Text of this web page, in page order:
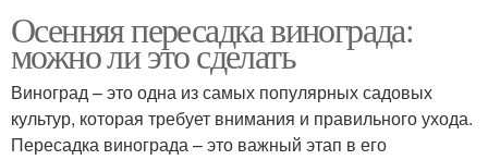
Осенняя пересадка винограда:
можно ли это сделать
Виноград – это одна из самых популярных садовых
культур, которая требует внимания и правильного ухода.
Пересадка винограда – это важный этап в его